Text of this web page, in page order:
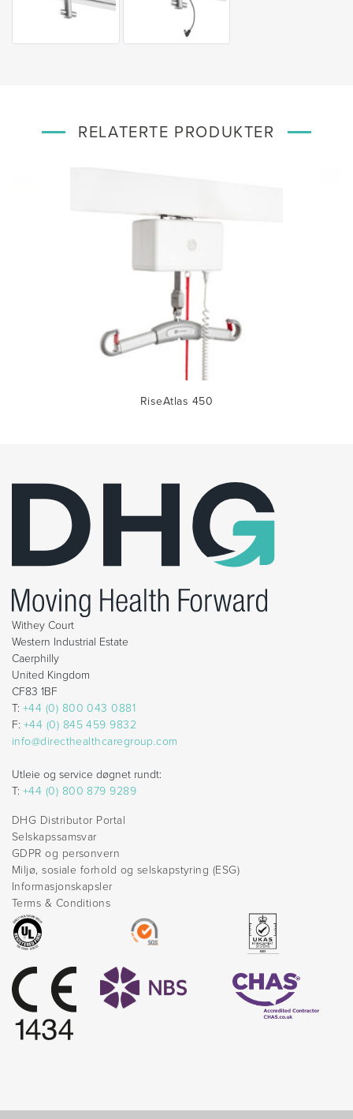
RELATERTE PRODUKTER
RiseAtlas 450
Withey Court
Western Industrial Estate
Caerphilly
United Kingdom
CF83 1BF
T: +44 (0) 800 043 0881
F: +44 (0) 845 459 9832
info@directhealthcaregroup.com
Utleie og service døgnet rundt:
T: +44 (0) 800 879 9289
DHG Distributor Portal
Selskapssamsvar
GDPR og personvern
Miljø, sosiale forhold og selskapstyring (ESG)
Informasjonskapsler
Terms & Conditions